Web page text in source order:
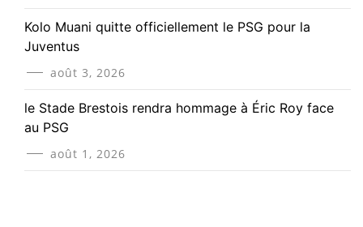
Kolo Muani quitte officiellement le PSG pour la
Juventus
août 3, 2026
le Stade Brestois rendra hommage à Éric Roy face
au PSG
août 1, 2026